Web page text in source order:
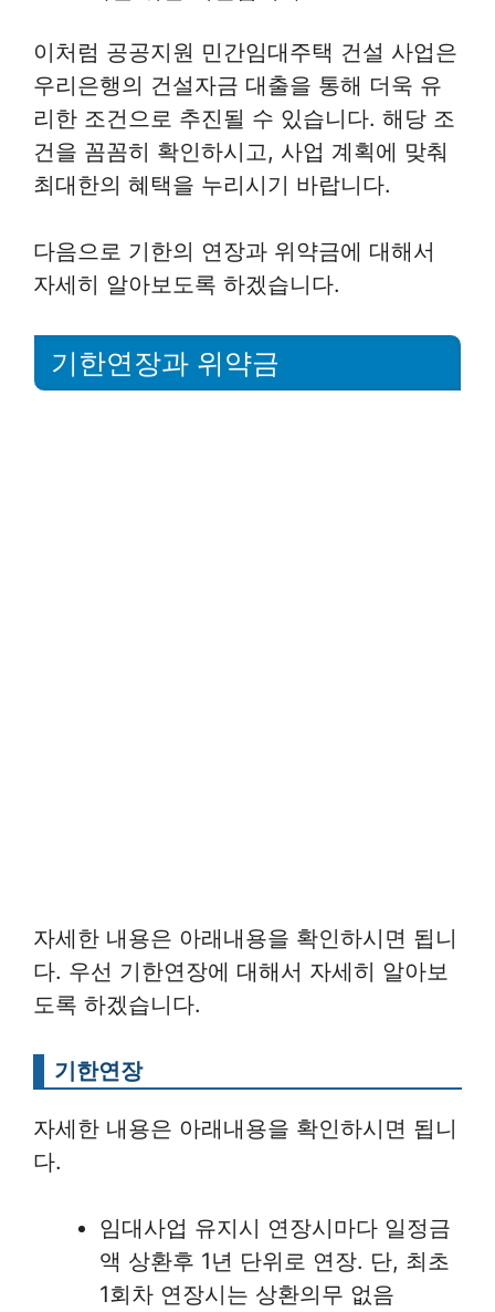
이처럼 공공지원 민간임대주택 건설 사업은
우리은행의 건설자금 대출을 통해 더욱 유
리한 조건으로 추진될 수 있습니다. 해당 조
건을 꼼꼼히 확인하시고, 사업 계획에 맞춰
최대한의 혜택을 누리시기 바랍니다.
다음으로 기한의 연장과 위약금에 대해서
자세히 알아보도록 하겠습니다.
기한연장과 위약금
자세한 내용은 아래내용을 확인하시면 됩니
다. 우선 기한연장에 대해서 자세히 알아보
도록 하겠습니다.
기한연장
자세한 내용은 아래내용을 확인하시면 됩니
다.
임대사업 유지시 연장시마다 일정금
액 상환후 1년 단위로 연장. 단, 최초
1회차 연장시는 상환의무 없음